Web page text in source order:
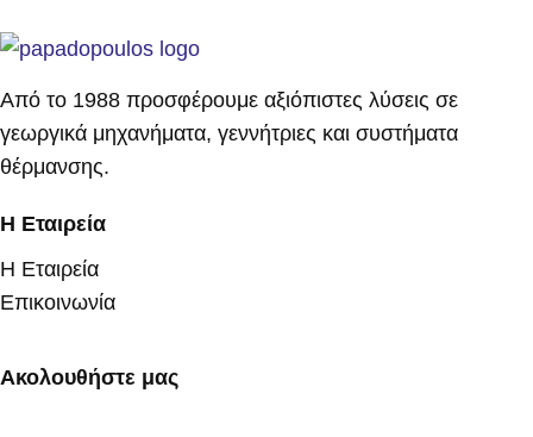
Από το 1988 προσφέρουμε αξιόπιστες λύσεις σε
γεωργικά μηχανήματα, γεννήτριες και συστήματα
θέρμανσης.
Η Εταιρεία
Η Εταιρεία
Επικοινωνία
Ακολουθήστε μας